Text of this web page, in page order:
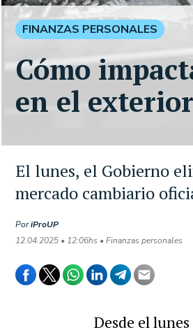
El lunes, el Gobierno
mercado cambiario
PoriProUP
12.04.2025 • 12:06hs • Finanzas personales
FINANZAS PERSONALES
Cómo
en el
Desde el